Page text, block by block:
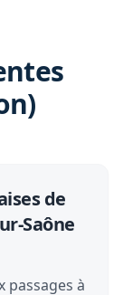
de
Saône
passages à